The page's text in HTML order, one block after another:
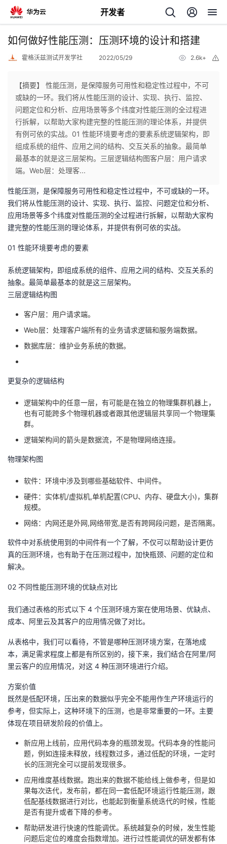
开发者
返
个
人
主
页
我
的
开
发
者
我
的
博
客
我
的
论
我
的
我
播
活
动
的
关
注
的
学
堂
我
的
课
程
我
的
认
证
我
的
实
验
我
的
收
我
Programs
我
持
我
的
技
术
支
持
我
的
云
声
建
议
如何做好性能压测：压测环境的设计和搭建
霍格沃兹测试开发学社 2022/05/29 2.6k+
【摘要】 性能压测，是保障服务可用性和稳定性过程中，不可
或缺的一环。我们将从性能压测的设计、实现、执行、监控、
问题定位和分析、应用场景等多个纬度对性能压测的全过程进
行拆解，以帮助大家构建完整的性能压测的理论体系，并提供
有例可依的实战。01 性能环境要考虑的要素系统逻辑架构，即
组成系统的组件、应用之间的结构、交互关系的抽象。最简单
最基本的就是这三层架构。三层逻辑结构图客户层：用户请求
端。Web层：处理客...
性能压测，是保障服务可用性和稳定性过程中，不可或缺的一环。
我们将从性能压测的设计、实现、执行、监控、问题定位和分析、
应用场景等多个纬度对性能压测的全过程进行拆解，以帮助大家构
建完整的性能压测的理论体系，并提供有例可依的实战。
01 性能环境要考虑的要素
系统逻辑架构，即组成系统的组件、应用之间的结构、交互关系的
抽象。最简单最基本的就是这三层架构。
三层逻辑结构图
客户层：用户请求端。
Web层：处理客户端所有的业务请求逻辑和服务端数据。
数据库层：维护业务系统的数据。
更复杂的逻辑结构
逻辑架构中的任意一层，有可能是在独立的物理集群机器上，
也有可能跨多个物理机器或者跟其他逻辑层共享同一个物理集
群。
逻辑架构间的箭头是数据流，不是物理网络连接。
物理架构图
软件：环境中涉及到哪些基础软件、中间件。
硬件：实体机/虚拟机,单机配置(CPU、内存、硬盘大小)，集群
规模。
网络：内网还是外网,网络带宽,是否有跨网段问题，是否隔离。
软件中对系统使用到的中间件有一个了解，不仅可以帮助设计更仿
真的压测环境，也有助于在压测过程中，加快瓶颈、问题的定位和
解决。
02 不同性能压测环境的优缺点对比
我们通过表格的形式以下 4 个压测环境方案在使用场景、优缺点、
成本、阿里云及其客户的应用情况做了对比。
从表格中，我们可以看待，不管是哪种压测环境方案，在落地成
本，满足需求程度上都是有所区别的，接下来，我们结合在阿里/阿
里云客户的应用情况，对这 4 种压测环境进行介绍。
方案价值
既然是低配环境，压出来的数据似乎完全不能用作生产环境运行的
参考，但实际上，这种环境下的压测，也是非常重要的一环。主要
体现在项目研发阶段的价值上。
新应用上线前，应用代码本身的瓶颈发现。代码本身的性能问
题，例如连接未释放，线程数过多，通过低配的环境，一定时
长的压测完全可以提前发现很多。
应用维度基线数据。跑出来的数据不能给线上做参考，但是如
果每次迭代，发布前，都在同一套低配环境运行性能压测，跟
低配基线数据进行对比，也能起到衡量系统迭代的时候，性能
是否有提升或者下降的参考。
帮助研发进行快速的性能调优。系统越复杂的时候，发生性能
问题后定位的难度会指数增加。进行过性能调优的研发都有体